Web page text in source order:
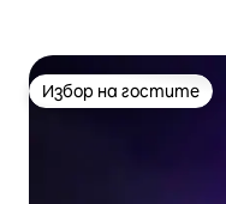
Избор на гостите
Избор на гостите